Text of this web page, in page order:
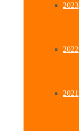
2023
2022
2021